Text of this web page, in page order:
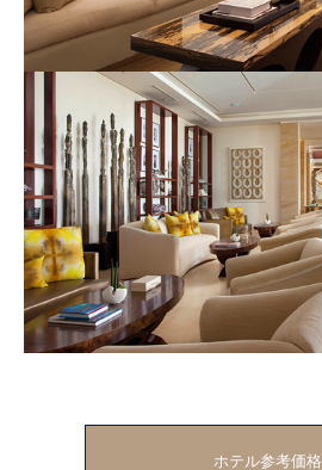
ホテル参考価格